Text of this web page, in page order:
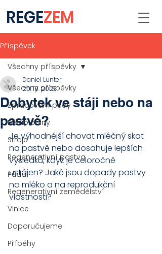
REGEZEM
Příspěvek
Všechny příspěvky
Zpracování půdy
Meziplodiny
Stroje
Regenerativní pastva
Půda
Regenerativní zemědělství
Vinice
Doporučujeme
Příběhy
Všechny příspěvky
Dobytek ve stáji nebo na
pastvě?
Daniel Lunter
20. 10. 2023
Je výhodnější chovat mléčný skot
na pastvě nebo dosahuje lepších
výsledků, když je celoročně
ustájen? Jaké jsou dopady pastvy
na mléko a na reprodukční
vlastnosti?